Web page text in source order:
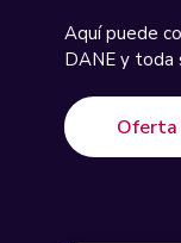
Aquí puede
DANE y toda